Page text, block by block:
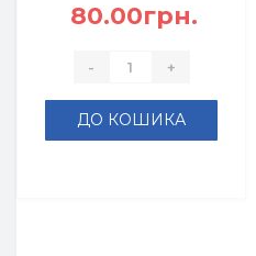
80.00грн.
- +
ДО КОШИКА